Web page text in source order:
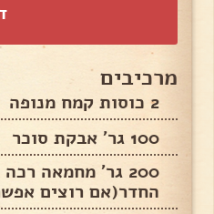
מרכיבים
2 כוסות קמח מנופה
100 גר' אבקת סוכר
200 גר' מחמאה
החדר(אם רוצים